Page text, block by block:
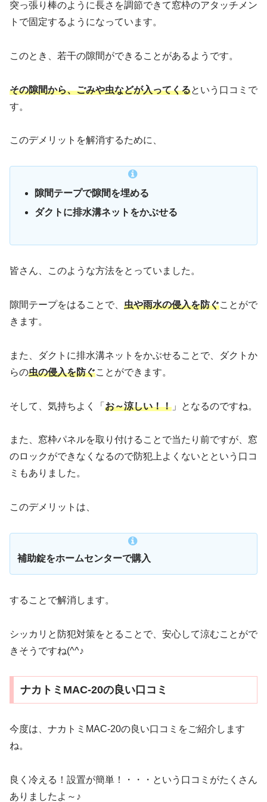
突っ張り棒のように長さを調節できて窓枠のアタッチメン
トで固定するようになっています。
このとき、若干の隙間ができることがあるようです。
その隙間から、ごみや虫などが入ってくるという口コミで
す。
このデメリットを解消するために、
隙間テープで隙間を埋める
ダクトに排水溝ネットをかぶせる
皆さん、このような方法をとっていました。
隙間テープをはることで、 虫や雨水の侵入を防ぐことがで
きます。
また、ダクトに排水溝ネットをかぶせることで、ダクトか
らの虫の侵入を防ぐことができます。
そして、気持ちよく「 お～涼しい！！ 」となるのですね。
また、窓枠パネルを取り付けることで当たり前ですが、窓
のロックができなくなるので防犯上よくないとという口コ
ミもありました。
このデメリットは、
補助錠をホームセンターで購入
することで解消します。
シッカリと防犯対策をとることで、安心して涼むことがで
きそうですね(^^♪
ナカトミMAC-20の良い口コミ
今度は、ナカトミMAC-20の良い口コミをご紹介します
ね。
良く冷える！設置が簡単！・・・という口コミがたくさん
ありましたよ～♪